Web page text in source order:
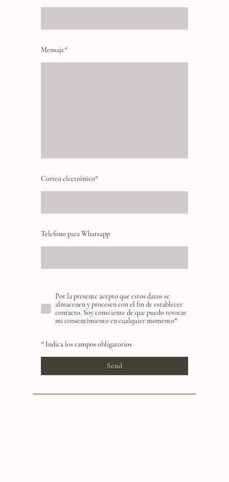
Mensaje*
Correo electrónico*
Telefono para Whatsapp
Por la presente acepto que estos datos se
almacenen y procesen con el fin de establecer
contacto. Soy consciente de que puedo revocar
mi consentimiento en cualquier momento*
* Indica los campos obligatorios
Send